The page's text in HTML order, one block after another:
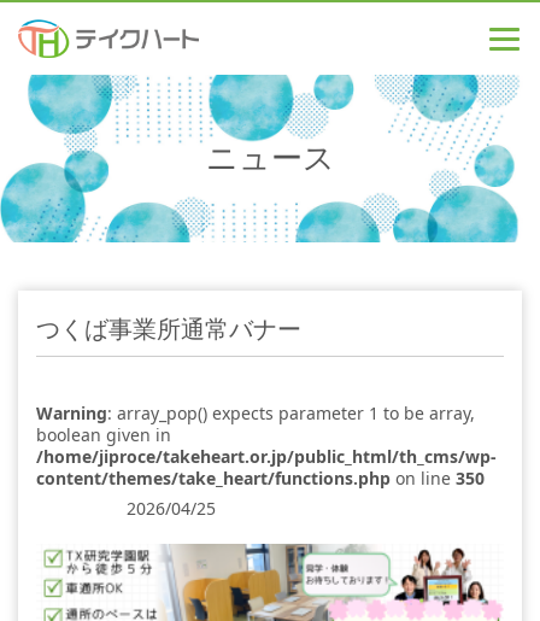
ニュース
つくば事業所通常バナー
Warning: array_pop() expects parameter 1 to be array,
boolean given in
/home/jiproce/takeheart.or.jp/public_html/th_cms/wp-
content/themes/take_heart/functions.php on line 350
2026/04/25